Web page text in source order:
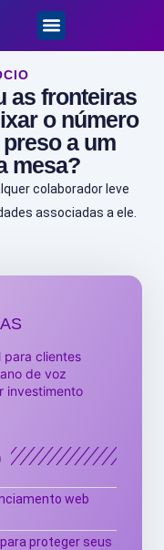
as fronteiras
o número
a um
mesa?
colaborador leve
associadas a ele.
para clientes
de voz
investimento
web
proteger seus